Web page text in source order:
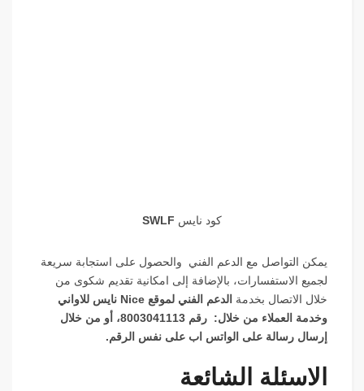
كود نايس SWLF
يمكن التواصل مع الدعم الفني والحصول على استجابة سريعة
لجميع الاستفسارات، بالإضافة إلى امكانية تقديم شكوى من
خلال الاتصال بخدمة
الدعم الفني لموقع Nice نايس للاواني
وخدمة العملاء من خلال: رقم 8003041113، أو من خلال
إرسال رسالة على الواتس اب على نفس الرقم.
الاسئلة الشائعة